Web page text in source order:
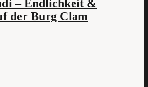
– Endlichkeit &
der Burg Clam